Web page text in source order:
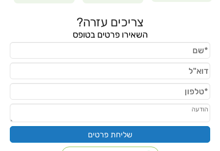
צריכים עזרה?
השאירו פרטים בטופס